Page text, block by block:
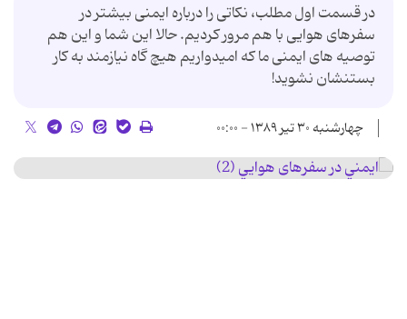
در قسمت اول مطلب، نکاتی را درباره ایمنی بیشتر در
سفرهای هوایی با هم مرور کردیم. حالا این شما و این هم
توصیه های ایمنی ما که امیدواریم هیچ گاه نیازمند به کار
بستنشان نشوید!
چهارشنبه ۳۰ تیر ۱۳۸۹ - ۰۰:۰۰